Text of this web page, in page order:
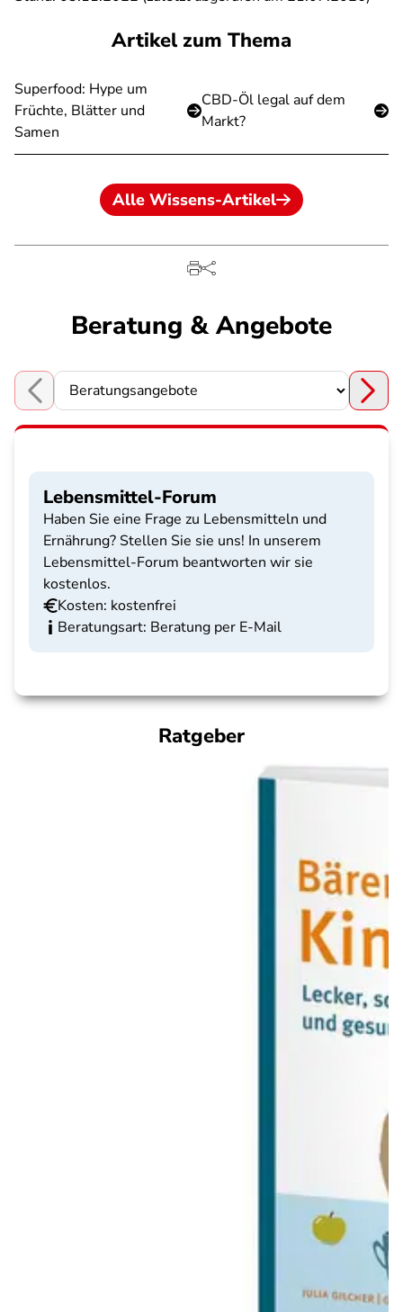
Artikel zum Thema
Superfood: Hype um
Früchte, Blätter und
Samen
CBD-Öl legal auf dem
Markt?
Alle Wissens-Artikel
Beratung & Angebote
Choose a section
Lebensmittel-Forum
Haben Sie eine Frage zu Lebensmitteln und
Ernährung? Stellen Sie sie uns! In unserem
Lebensmittel-Forum beantworten wir sie
kostenlos.
Kosten: kostenfrei
Beratungsart: Beratung per E-Mail
Ratgeber